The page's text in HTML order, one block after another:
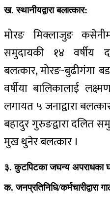
ख. स्थानीयद्वारा बलात्कार:
मोरङ मिक्लाजुङ
समुदायकी १४ वर्षीय
बलत्कार, मोरङ-बुढीगंगा
वर्षीया बालिकालाई
लगायत ५ जनाद्वारा
बहादुर गुरुङद्वारा दलित
मुख थुनेर बलत्कार ।
३. कुटपिटका जघन्य अपराधका
क. जनप्रतिनिधि/कर्मचारीद्वारा